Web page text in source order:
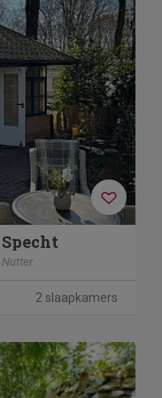
Nutter
2 slaapkamers